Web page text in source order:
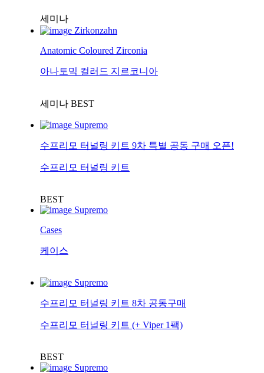
세미나
Zirkonzahn
Anatomic Coloured Zirconia
아나토믹 컬러드 지르코니아
세미나 BEST
Supremo
수프리모 터널링 키트 9차 특별 공동 구매 오픈!
수프리모 터널링 키트
BEST
Supremo
Cases
케이스
Supremo
수프리모 터널링 키트 8차 공동구매
수프리모 터널링 키트 (+ Viper 1팩)
BEST
Supremo